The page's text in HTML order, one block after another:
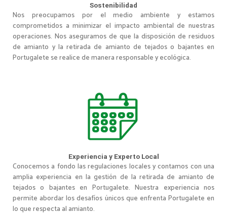
Sostenibilidad
Nos preocupamos por el medio ambiente y estamos
comprometidos a minimizar el impacto ambiental de nuestras
operaciones. Nos aseguramos de que la disposición de residuos
de amianto y la retirada de amianto de tejados o bajantes en
Portugalete se realice de manera responsable y ecológica.
Experiencia y Experto Local
Conocemos a fondo las regulaciones locales y contamos con una
amplia experiencia en la gestión de la retirada de amianto de
tejados o bajantes en Portugalete. Nuestra experiencia nos
permite abordar los desafíos únicos que enfrenta Portugalete en
lo que respecta al amianto.